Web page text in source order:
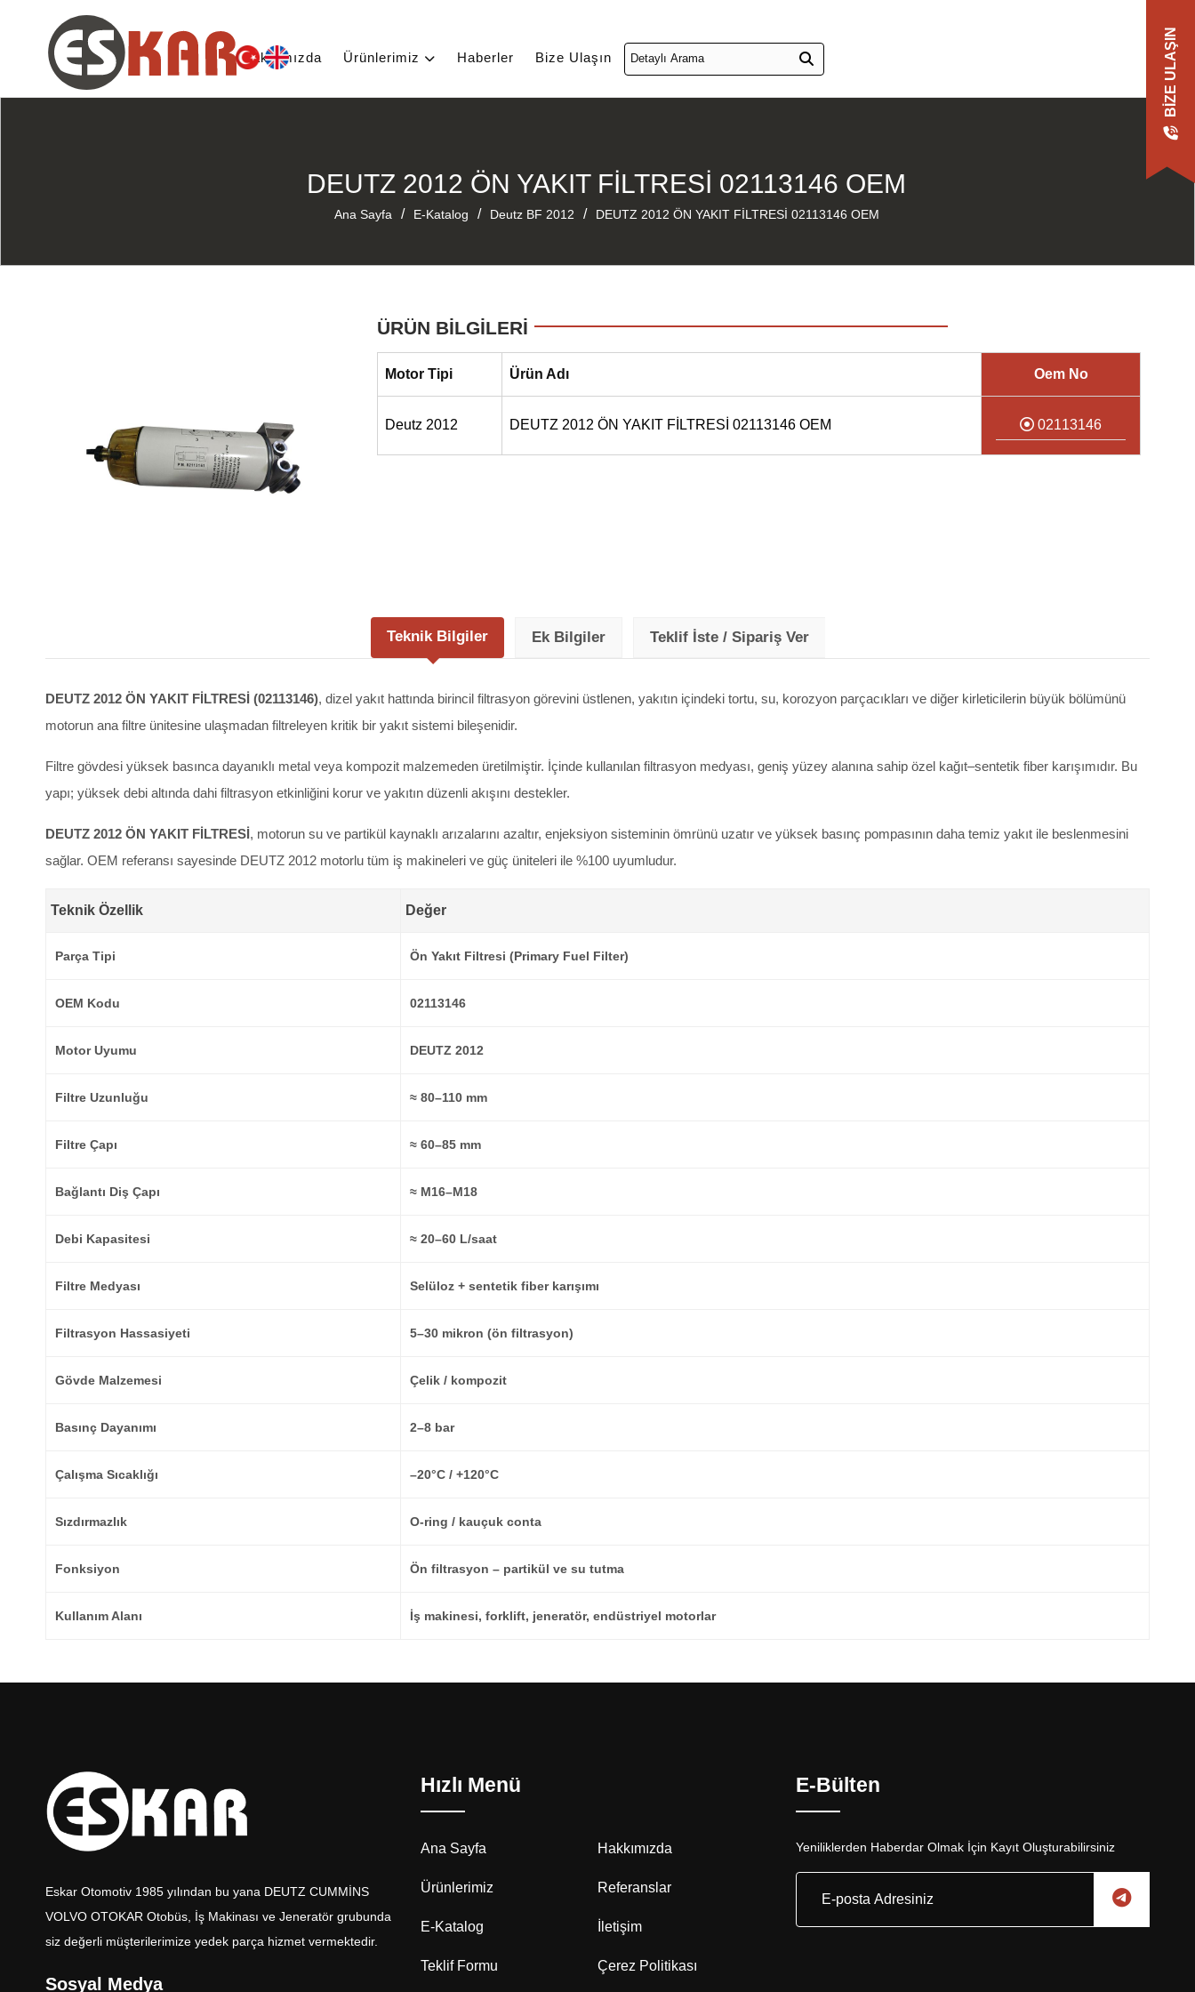
Hakkımızda Ürünlerimiz Haberler Bize Ulaşın BIZE ULAŞIN
DEUTZ 2012 ÖN YAKIT FİLTRESİ 02113146 OEM
Ana Sayfa / E-Katalog / Deutz BF 2012 / DEUTZ 2012 ÖN YAKIT FİLTRESİ 02113146 OEM
ÜRÜN BİLGİLERİ
Motor Tipi Ürün Adı Oem No
Deutz 2012 DEUTZ 2012 ÖN YAKIT FİLTRESİ 02113146 OEM 02113146
Teknik Bilgiler Ek Bilgiler Teklif İste / Sipariş Ver
DEUTZ 2012 ÖN YAKIT FİLTRESİ (02113146), dizel yakıt hattında birincil filtrasyon görevini üstlenen, yakıtın içindeki tortu, su, korozyon parçacıkları ve diğer kirleticilerin büyük bölümünü
motorun ana filtre ünitesine ulaşmadan filtreleyen kritik bir yakıt sistemi bileşenidir.
Filtre gövdesi yüksek basınca dayanıklı metal veya kompozit malzemeden üretilmiştir. İçinde kullanılan filtrasyon medyası, geniş yüzey alanına sahip özel kağıt–sentetik fiber karışımıdır. Bu
yapı; yüksek debi altında dahi filtrasyon etkinliğini korur ve yakıtın düzenli akışını destekler.
DEUTZ 2012 ÖN YAKIT FİLTRESİ, motorun su ve partikül kaynaklı arızalarını azaltır, enjeksiyon sisteminin ömrünü uzatır ve yüksek basınç pompasının daha temiz yakıt ile beslenmesini
sağlar. OEM referansı sayesinde DEUTZ 2012 motorlu tüm iş makineleri ve güç üniteleri ile %100 uyumludur.
Teknik Özellik Değer
Parça Tipi Ön Yakıt Filtresi (Primary Fuel Filter)
OEM Kodu 02113146
Motor Uyumu DEUTZ 2012
Filtre Uzunluğu ≈ 80–110 mm
Filtre Çapı ≈ 60–85 mm
Bağlantı Diş Çapı ≈ M16–M18
Debi Kapasitesi ≈ 20–60 L/saat
Filtre Medyası Selüloz + sentetik fiber karışımı
Filtrasyon Hassasiyeti 5–30 mikron (ön filtrasyon)
Gövde Malzemesi Çelik / kompozit
Basınç Dayanımı 2–8 bar
Çalışma Sıcaklığı –20°C / +120°C
Sızdırmazlık O-ring / kauçuk conta
Fonksiyon Ön filtrasyon – partikül ve su tutma
Kullanım Alanı İş makinesi, forklift, jeneratör, endüstriyel motorlar
Eskar Otomotiv 1985 yılından bu yana DEUTZ CUMMİNS
VOLVO OTOKAR Otobüs, İş Makinası ve Jeneratör grubunda
siz değerli müşterilerimize yedek parça hizmet vermektedir.
Sosyal Medya
Hızlı Menü
Ana Sayfa Hakkımızda
Ürünlerimiz Referanslar
E-Katalog İletişim
Teklif Formu Çerez Politikası
E-Bülten
Yeniliklerden Haberdar Olmak İçin Kayıt Oluşturabilirsiniz